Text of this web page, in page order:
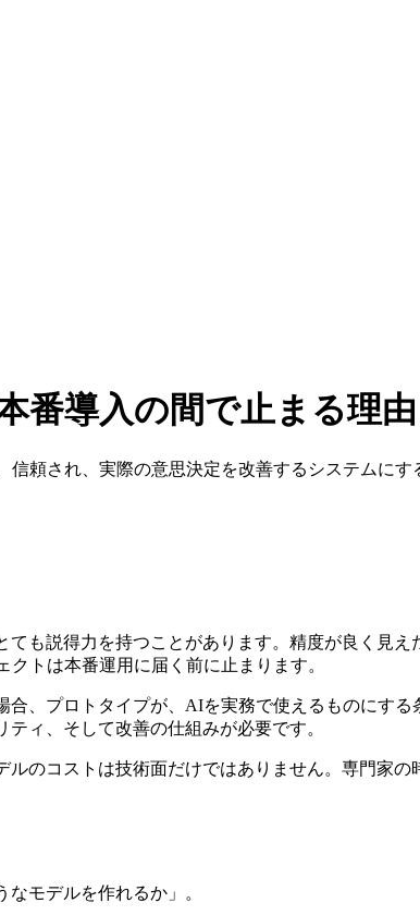
番導入の間で止まる理由
頼され、実際の意思決定を改善するシステムに
も説得力を持つことがあります。精度が良く見
トは本番運用に届く前に止まります。
、プロトタイプが、AIを実務で使えるものにす
ィ、そして改善の仕組みが必要です。
のコストは技術面だけではありません。専門家
モデルを作れるか」。